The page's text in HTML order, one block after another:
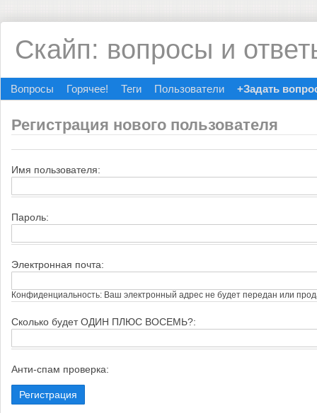
Скайп: вопросы и
Вопросы Горячее! Теги Пользователи +Задать
Регистрация нового пользователя
Имя пользователя:
Пароль:
Электронная почта:
Конфиденциальность: Ваш электронный адрес не будет передан или
Cкoлькo будeт OДИH ПЛЮC BOCEMЬ?:
Анти-спам проверка: